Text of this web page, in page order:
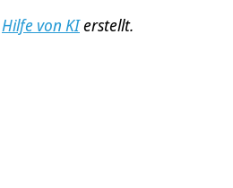
Hilfe von KIerstellt.